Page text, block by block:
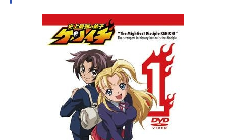
知るただ一人の人間でもあった。そ
こでドクターヘルは、腹心のあしゅ
ら男爵を呼び寄せ、機械獣を操るバ
ードスの杖を与えて兜博士の抹殺を
命令する。海底要塞サルードで日本
へ向かったあしゅら男爵は、もくろ
み通りに博士が別荘に滞在している
ことを聞き出す。孫の兜甲児が駆け
つけた時は既に遅く、別荘は爆破さ
れ、博士は志半ばにして息絶えよう
としていた。博士は最後の力を振り
しぼり、密かに開発していたマジン